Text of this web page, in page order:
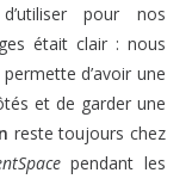
pour nos
était clair : nous
d’avoir une
et de garder une
reste toujours chez
pendant les